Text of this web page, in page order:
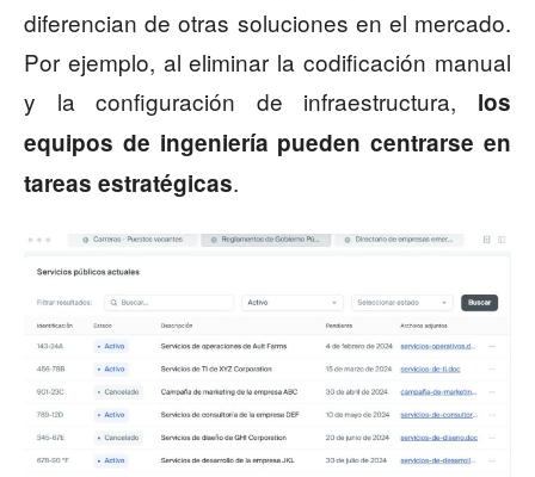
diferencian de otras soluciones en el mercado.
Por ejemplo, al eliminar la codificación manual
y la configuración de infraestructura, los
equipos de ingeniería pueden centrarse en
tareas estratégicas.